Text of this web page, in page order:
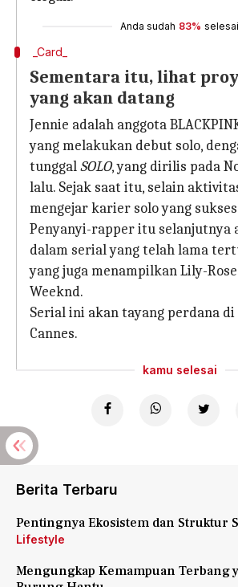
Anda sudah 83% selesai
_Card_
Sementara itu, lihat
yang akan datang
Jennie adalah anggota
yang melakukan debut solo,
tunggalSOLO, yang dirilis pada
lalu. Sejak saat itu, selain
mengejar karier solo yang
Penyanyi-rapper itu selanjutnya
dalam serial yang telah lama
yang juga menampilkan Lily-
Weeknd.
Serial ini akan tayang perdana
Cannes.
kamu selesai
Berita Terbaru
Pentingnya Ekosistem dan Struktur
Lifestyle
Mengungkap Kemampuan Terbang